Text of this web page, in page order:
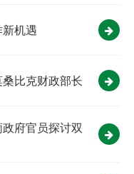
机遇
比克财政部长
府官员探讨双